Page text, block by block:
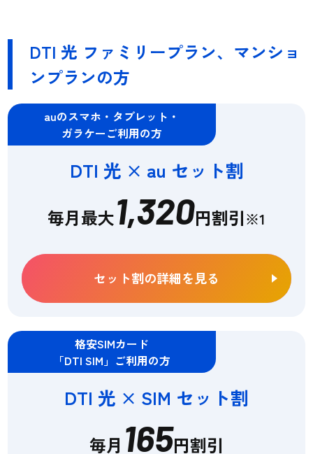
DTI 光 ファミリープラン、マンショ
ンプランの方
auのスマホ・タブレット・
ガラケーご利用の方
DTI 光 × au セット割
毎月最大1,320円割引※1
セット割の詳細を見る
格安SIMカード
「DTI SIM」ご利用の方
DTI 光 × SIM セット割
毎月 165円割引